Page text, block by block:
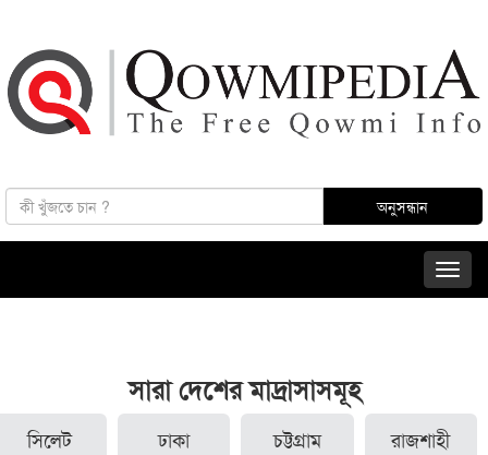
সারা দেশের মাদ্রাসাসমূহ
সিলেট ঢাকা চট্টগ্রাম রাজশাহী